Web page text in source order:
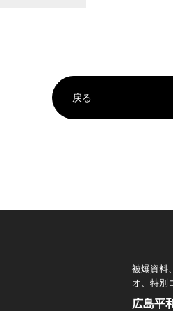
戻る
被爆資料
オ、特別
広島平